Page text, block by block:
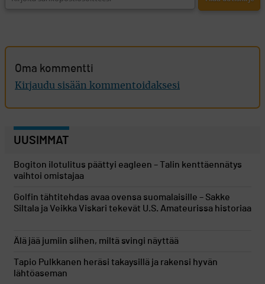
Oma kommentti
Kirjaudu sisään kommentoidaksesi
UUSIMMAT
Bogiton ilotulitus päättyi eagleen – Talin kenttäennätys
vaihtoi omistajaa
Golfin tähtitehdas avaa ovensa suomalaisille – Sakke
Siltala ja Veikka Viskari tekevät U.S. Amateurissa historiaa
Älä jää jumiin siihen, miltä svingi näyttää
Tapio Pulkkanen heräsi takaysillä ja rakensi hyvän
lähtöaseman